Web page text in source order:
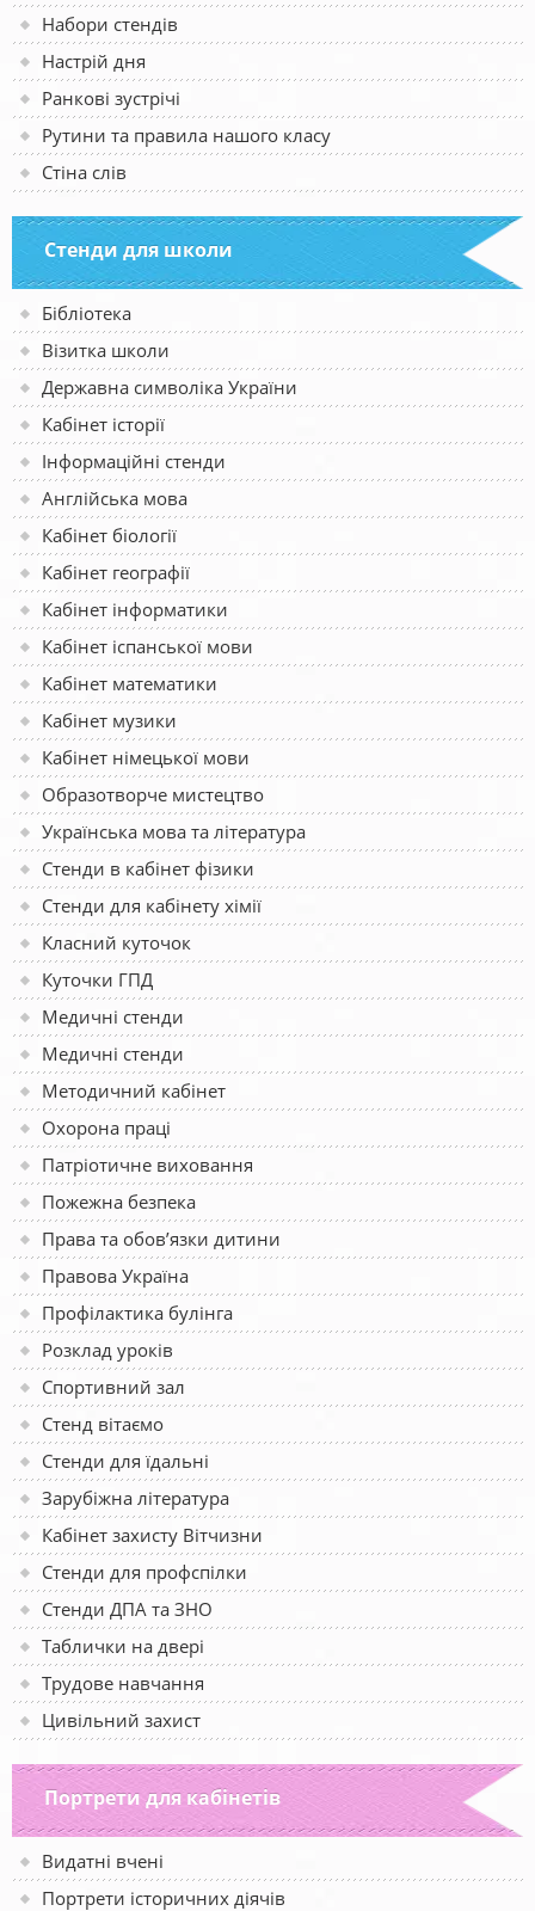
Набори стендів
Настрій дня
Ранкові зустрічі
Рутини та правила нашого класу
Стіна слів
Стенди для школи
Бібліотека
Візитка школи
Державна символіка України
Кабінет історії
Інформаційні стенди
Англійська мова
Кабінет біології
Кабінет географії
Кабінет інформатики
Кабінет іспанської мови
Кабінет математики
Кабінет музики
Кабінет німецької мови
Образотворче мистецтво
Українська мова та література
Стенди в кабінет фізики
Стенди для кабінету хімії
Класний куточок
Куточки ГПД
Медичні стенди
Медичні стенди
Методичний кабінет
Охорона праці
Патріотичне виховання
Пожежна безпека
Права та обов’язки дитини
Правова Україна
Профілактика булінга
Розклад уроків
Спортивний зал
Стенд вітаємо
Стенди для їдальні
Зарубіжна література
Кабінет захисту Вітчизни
Стенди для профспілки
Стенди ДПА та ЗНО
Таблички на двері
Трудове навчання
Цивільний захист
Портрети для кабінетів
Видатні вчені
Портрети історичних діячів